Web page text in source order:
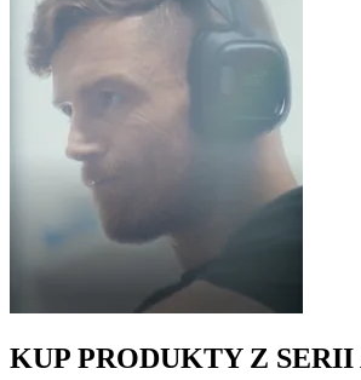
KUP PRODUKTY Z SERII